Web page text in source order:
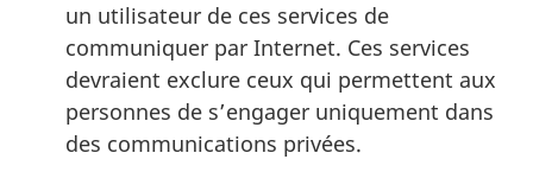
un utilisateur de ces services de
communiquer par Internet. Ces services
devraient exclure ceux qui permettent aux
personnes de s’engager uniquement dans
des communications privées.